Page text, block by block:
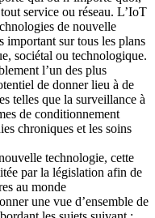
service ou réseau. L’IoT
de nouvelle
important sur tous les plans
sociétal ou technologique.
l’un des plus
de donner lieu à de
telles que la surveillance à
de conditionnement
chroniques et les soins
technologie, cette
par la législation afin de
au monde
une vue d’ensemble de